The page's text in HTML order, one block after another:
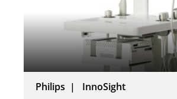
Philips | InnoSight